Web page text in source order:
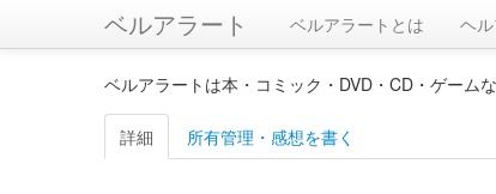
ベルアラート ベルアラートとは ヘ
ベルアラートは本・コミック・DVD・CD・ゲーム
詳細 所有管理・感想を書く